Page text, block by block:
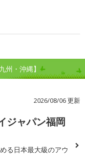
州・沖縄】
2026/08/06 更新
ジャパン福岡
る日本最大級のアウ